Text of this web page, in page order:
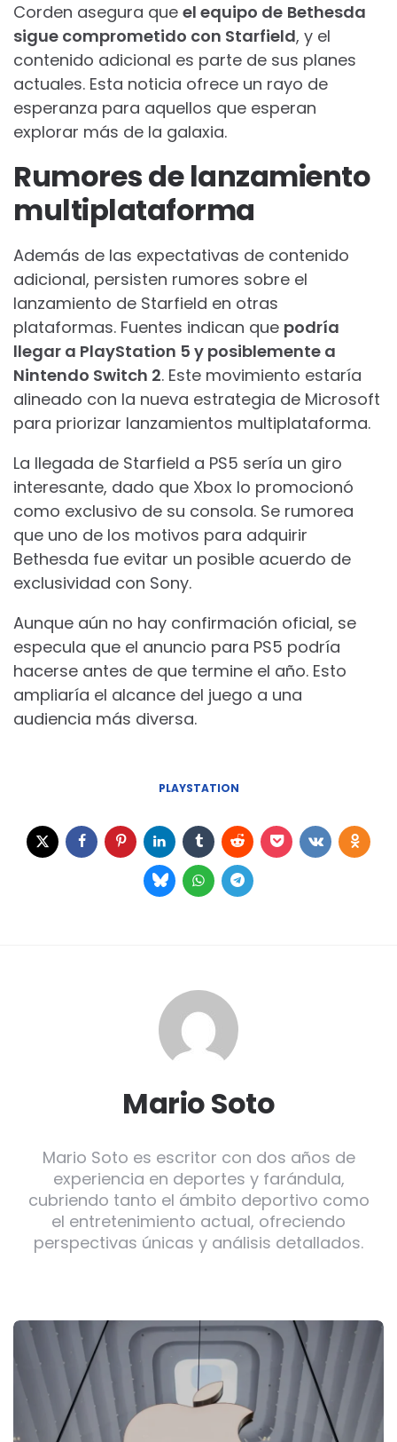
Corden asegura que el equipo de Bethesda
sigue comprometido con Starfield, y el
contenido adicional es parte de sus planes
actuales. Esta noticia ofrece un rayo de
esperanza para aquellos que esperan
explorar más de la galaxia.
Rumores de lanzamiento
multiplataforma
Además de las expectativas de contenido
adicional, persisten rumores sobre el
lanzamiento de Starfield en otras
plataformas. Fuentes indican que podría
llegar a PlayStation 5 y posiblemente a
Nintendo Switch 2. Este movimiento estaría
alineado con la nueva estrategia de Microsoft
para priorizar lanzamientos multiplataforma.
La llegada de Starfield a PS5 sería un giro
interesante, dado que Xbox lo promocionó
como exclusivo de su consola. Se rumorea
que uno de los motivos para adquirir
Bethesda fue evitar un posible acuerdo de
exclusividad con Sony.
Aunque aún no hay confirmación oficial, se
especula que el anuncio para PS5 podría
hacerse antes de que termine el año. Esto
ampliaría el alcance del juego a una
audiencia más diversa.
PLAYSTATION
Mario Soto
Mario Soto es escritor con dos años de
experiencia en deportes y farándula,
cubriendo tanto el ámbito deportivo como
el entretenimiento actual, ofreciendo
perspectivas únicas y análisis detallados.
Post
navigation